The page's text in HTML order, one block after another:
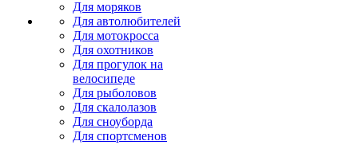
Для моряков
Для автолюбителей
Для мотокросса
Для охотников
Для прогулок на
велосипеде
Для рыболовов
Для скалолазов
Для сноуборда
Для спортсменов